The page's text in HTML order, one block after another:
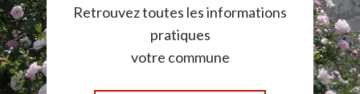
Retrouvez toutes les informations
pratiques
votre commune